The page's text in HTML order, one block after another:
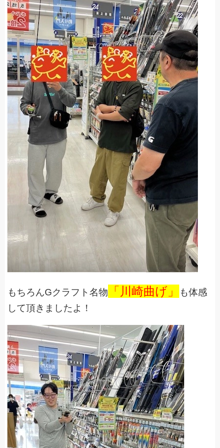
もちろんGクラフト名物 「川崎曲げ」
も体感
して頂きましたよ！